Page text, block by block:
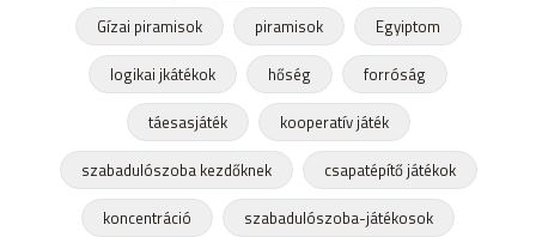
Gízai piramisok
piramisok
Egyiptom
logikai jkátékok
hőség
forróság
táesasjáték
kooperatív játék
szabadulószoba kezdőknek
csapatépítő játékok
koncentráció
szabadulószoba-játékosok